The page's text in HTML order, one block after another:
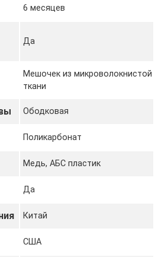
6 месяцев
Да
Мешочек из микроволокнистой
ткани
Ободковая
Поликарбонат
Медь, АБС пластик
Да
Китай
США